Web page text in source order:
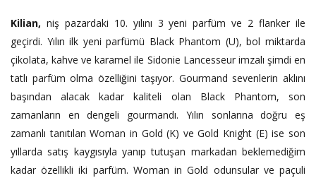
Kilian, niş pazardaki 10. yılını 3 yeni parfüm ve 2 flanker ile
geçirdi. Yılın ilk yeni parfümü Black Phantom (U), bol miktarda
çikolata, kahve ve karamel ile Sidonie Lancesseur imzalı şimdi en
tatlı parfüm olma özelliğini taşıyor. Gourmand sevenlerin aklını
başından alacak kadar kaliteli olan Black Phantom, son
zamanların en dengeli gourmandı. Yılın sonlarına doğru eş
zamanlı tanıtılan Woman in Gold (K) ve Gold Knight (E) ise son
yıllarda satış kaygısıyla yanıp tutuşan markadan beklemediğim
kadar özellikli iki parfüm. Woman in Gold odunsular ve paçuli